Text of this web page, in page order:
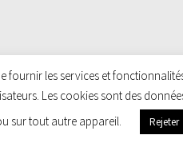
fournir les services et
Les cookies sont des
sur tout autre appareil.
Rejeter